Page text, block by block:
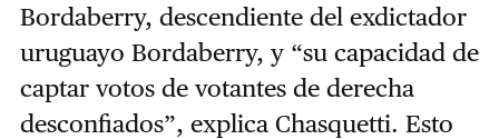
Bordaberry, descendiente del exdictador
uruguayo Bordaberry, y “su capacidad de
captar votos de votantes de derecha
desconfiados”, explica Chasquetti. Esto